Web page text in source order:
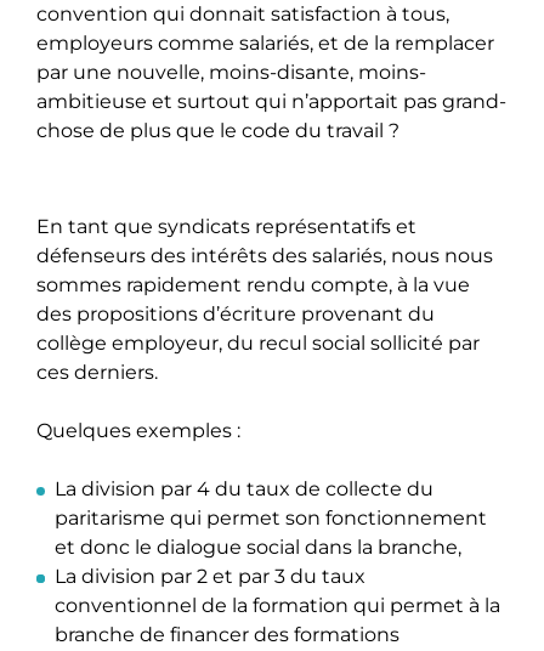
convention qui donnait satisfaction à tous,
employeurs comme salariés, et de la remplacer
par une nouvelle, moins-disante, moins-
ambitieuse et surtout qui n’apportait pas grand-
chose de plus que le code du travail ?
En tant que syndicats représentatifs et
défenseurs des intérêts des salariés, nous nous
sommes rapidement rendu compte, à la vue
des propositions d’écriture provenant du
collège employeur, du recul social sollicité par
ces derniers.
Quelques exemples :
La division par 4 du taux de collecte du
paritarisme qui permet son fonctionnement
et donc le dialogue social dans la branche,
La division par 2 et par 3 du taux
conventionnel de la formation qui permet à la
branche de financer des formations